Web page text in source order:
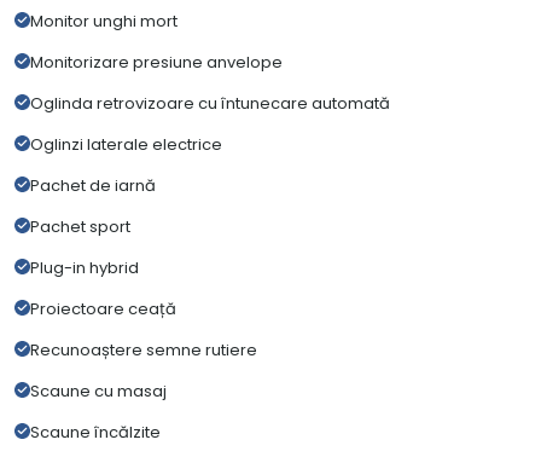
Monitor unghi mort
Monitorizare presiune anvelope
Oglinda retrovizoare cu întunecare automată
Oglinzi laterale electrice
Pachet de iarnă
Pachet sport
Plug-in hybrid
Proiectoare ceață
Recunoaștere semne rutiere
Scaune cu masaj
Scaune încălzite